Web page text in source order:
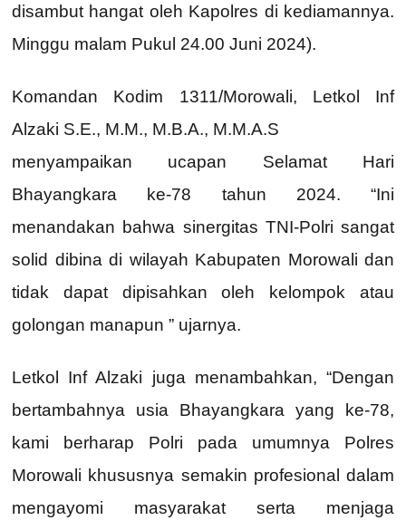
disambut hangat oleh Kapolres di kediamannya.
Minggu malam Pukul 24.00 Juni 2024).
Komandan Kodim 1311/Morowali, Letkol Inf
Alzaki S.E., M.M., M.B.A., M.M.A.S
menyampaikan ucapan Selamat Hari
Bhayangkara ke-78 tahun 2024. “Ini
menandakan bahwa sinergitas TNI-Polri sangat
solid dibina di wilayah Kabupaten Morowali dan
tidak dapat dipisahkan oleh kelompok atau
golongan manapun ” ujarnya.
Letkol Inf Alzaki juga menambahkan, “Dengan
bertambahnya usia Bhayangkara yang ke-78,
kami berharap Polri pada umumnya Polres
Morowali khususnya semakin profesional dalam
mengayomi masyarakat serta menjaga